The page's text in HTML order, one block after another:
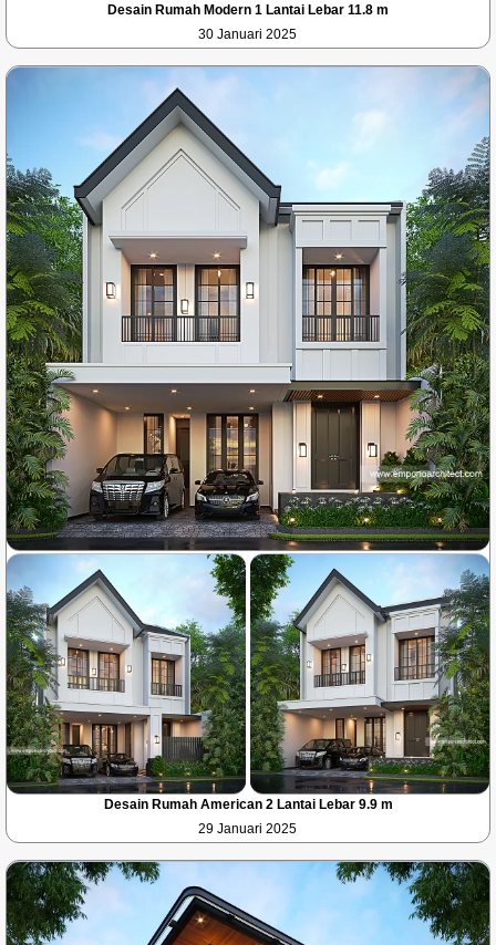
Desain Rumah Modern 1 Lantai Lebar 11.8 m
30 Januari 2025
Desain Rumah American 2 Lantai Lebar 9.9 m
29 Januari 2025